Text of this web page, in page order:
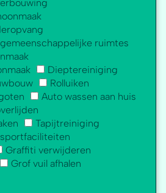
ruimtes
Dieptereiniging
Rolluiken
Auto wassen aan huis
Tapijtreiniging
sportfaciliteiten
Graffiti verwijderen
Grof vuil afhalen